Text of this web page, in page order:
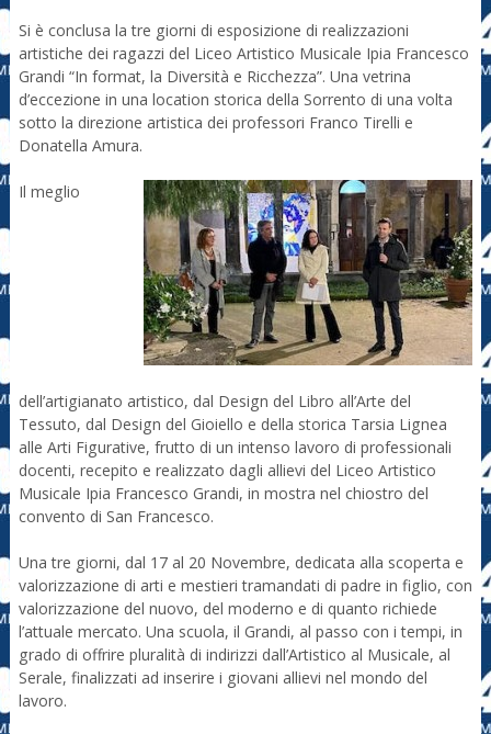
Si è conclusa la tre giorni di esposizione di realizzazioni
artistiche dei ragazzi del Liceo Artistico Musicale Ipia Francesco
Grandi “In format, la Diversità e Ricchezza”. Una vetrina
d’eccezione in una location storica della Sorrento di una volta
sotto la direzione artistica dei professori Franco Tirelli e
Donatella Amura.
Il meglio
dell’artigianato artistico, dal Design del Libro all’Arte del
Tessuto, dal Design del Gioiello e della storica Tarsia Lignea
alle Arti Figurative, frutto di un intenso lavoro di professionali
docenti, recepito e realizzato dagli allievi del Liceo Artistico
Musicale Ipia Francesco Grandi, in mostra nel chiostro del
convento di San Francesco.
Una tre giorni, dal 17 al 20 Novembre, dedicata alla scoperta e
valorizzazione di arti e mestieri tramandati di padre in figlio, con
valorizzazione del nuovo, del moderno e di quanto richiede
l’attuale mercato. Una scuola, il Grandi, al passo con i tempi, in
grado di offrire pluralità di indirizzi dall’Artistico al Musicale, al
Serale, finalizzati ad inserire i giovani allievi nel mondo del
lavoro.